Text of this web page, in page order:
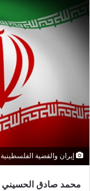
إيران والقضية الفلسطينية
محمد صادق الحسيني